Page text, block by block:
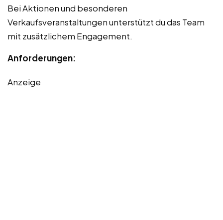
Bei Aktionen und besonderen
Verkaufsveranstaltungen unterstützt du das Team
mit zusätzlichem Engagement.
Anforderungen:
Anzeige